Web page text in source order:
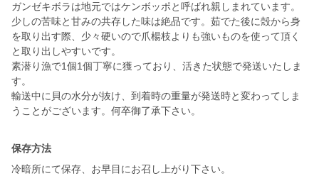
ガンゼキボラは地元ではケンボッポと呼ばれ親しまれています。
少しの苦味と甘みの共存した味は絶品です。茹でた後に殻から身
を取り出す際、少々硬いので爪楊枝よりも強いものを使って頂く
と取り出しやすいです。
素潜り漁で1個1個丁寧に獲っており、活きた状態で発送いたしま
す。
輸送中に貝の水分が抜け、到着時の重量が発送時と変わってしま
うことがございます。何卒御了承下さい。
保存方法
冷暗所にて保存、お早目にお召し上がり下さい。